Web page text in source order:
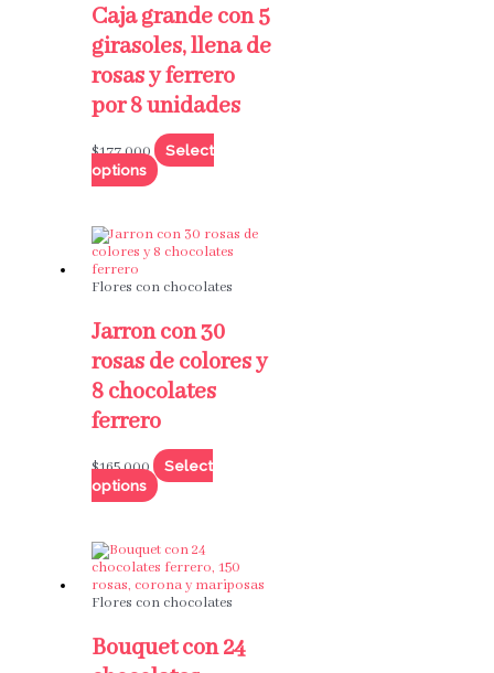
Caja grande con 5
girasoles, llena de
rosas y ferrero
por 8 unidades
$177,000
Select
options
Flores con chocolates
Jarron con 30
rosas de colores y
8 chocolates
ferrero
$165,000
Select
options
Flores con chocolates
Bouquet con 24